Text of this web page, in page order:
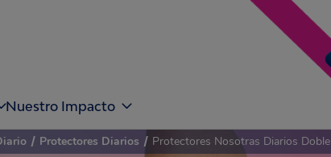
Nuestro Impacto
/ Protectores Diarios / Protectores Nosotras Diarios